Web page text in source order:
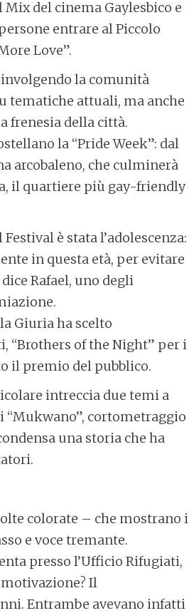
del cinema Gaylesbico e
entrare al Piccolo
Love”.
la comunità
tematiche attuali, ma anche
frenesia della città.
la “Pride Week”: dal
arcobaleno, che culminerà
il quartiere più gay-friendly
è stata l’adolescenza:
in questa età, per evitare
Rafael, uno degli
Giuria ha scelto
“Brothers of the Night” per i
il premio del pubblico.
intreccia due temi a
cortometraggio
una storia che ha
colorate – che mostrano i
e voce tremante.
presso l’Ufficio Rifugiati,
Il
Entrambe avevano infatti